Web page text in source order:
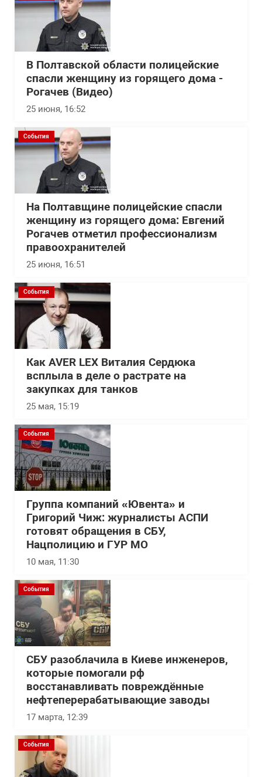
В Полтавской области полицейские
спасли женщину из горящего дома -
Рогачев (Видео)
25 июня, 16:52
События
На Полтавщине полицейские спасли
женщину из горящего дома: Евгений
Рогачев отметил профессионализм
правоохранителей
25 июня, 16:51
События
Как AVER LEX Виталия Сердюка
всплыла в деле о растрате на
закупках для танков
25 мая, 15:19
События
Группа компаний «Ювента» и
Григорий Чиж: журналисты АСПИ
готовят обращения в СБУ,
Нацполицию и ГУР МО
10 мая, 11:30
События
СБУ разоблачила в Киеве инженеров,
которые помогали рф
восстанавливать повреждённые
нефтеперерабатывающие заводы
17 марта, 12:39
События